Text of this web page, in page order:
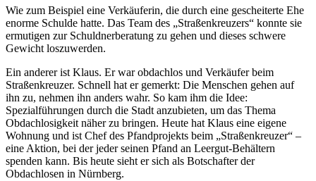
Wie zum Beispiel eine Verkäuferin, die durch eine gescheiterte Ehe
enorme Schulde hatte. Das Team des „Straßenkreuzers“ konnte sie
ermutigen zur Schuldnerberatung zu gehen und dieses schwere
Gewicht loszuwerden.
Ein anderer ist Klaus. Er war obdachlos und Verkäufer beim
Straßenkreuzer. Schnell hat er gemerkt: Die Menschen gehen auf
ihn zu, nehmen ihn anders wahr. So kam ihm die Idee:
Spezialführungen durch die Stadt anzubieten, um das Thema
Obdachlosigkeit näher zu bringen. Heute hat Klaus eine eigene
Wohnung und ist Chef des Pfandprojekts beim „Straßenkreuzer“ –
eine Aktion, bei der jeder seinen Pfand an Leergut-Behältern
spenden kann. Bis heute sieht er sich als Botschafter der
Obdachlosen in Nürnberg.